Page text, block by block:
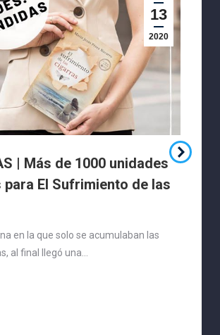
13
2020
| Más de 1000 unidades
para El Sufrimiento de las
en la que solo se acumulaban las
al final llegó una…